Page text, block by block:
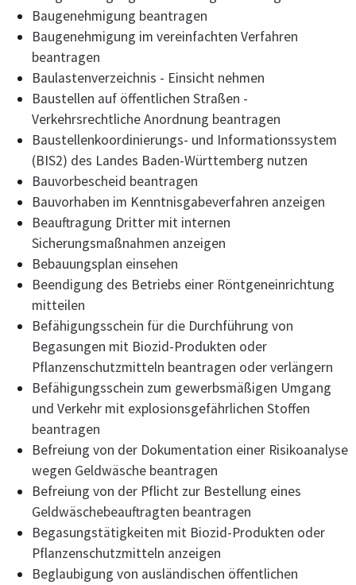
Baugenehmigung beantragen
Baugenehmigung im vereinfachten Verfahren
beantragen
Baulastenverzeichnis - Einsicht nehmen
Baustellen auf öffentlichen Straßen -
Verkehrsrechtliche Anordnung beantragen
Baustellenkoordinierungs- und Informationssystem
(BIS2) des Landes Baden-Württemberg nutzen
Bauvorbescheid beantragen
Bauvorhaben im Kenntnisgabeverfahren anzeigen
Beauftragung Dritter mit internen
Sicherungsmaßnahmen anzeigen
Bebauungsplan einsehen
Beendigung des Betriebs einer Röntgeneinrichtung
mitteilen
Befähigungsschein für die Durchführung von
Begasungen mit Biozid-Produkten oder
Pflanzenschutzmitteln beantragen oder verlängern
Befähigungsschein zum gewerbsmäßigen Umgang
und Verkehr mit explosionsgefährlichen Stoffen
beantragen
Befreiung von der Dokumentation einer Risikoanalyse
wegen Geldwäsche beantragen
Befreiung von der Pflicht zur Bestellung eines
Geldwäschebeauftragten beantragen
Begasungstätigkeiten mit Biozid-Produkten oder
Pflanzenschutzmitteln anzeigen
Beglaubigung von ausländischen öffentlichen